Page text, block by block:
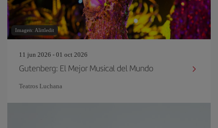
Imagen: Alittledit
11 jun 2026 - 01 oct 2026
Gutenberg: El Mejor Musical del Mundo
Teatros Luchana